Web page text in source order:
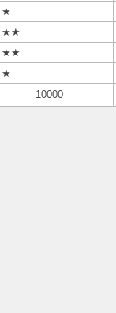
★
★★
★★
★
10000